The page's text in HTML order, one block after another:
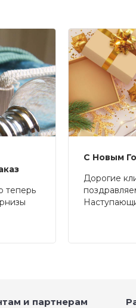
теперь
С Новым
Дорогие
и партнерам